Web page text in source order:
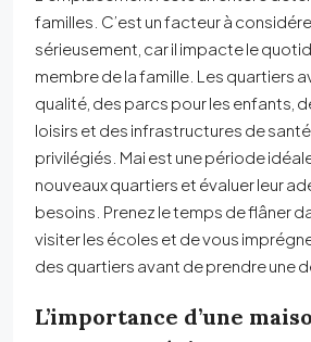
familles. C’est un facteur à
sérieusement, car il impacte le
membre de la famille. Les quartiers
qualité, des parcs pour les enfants,
loisirs et des infrastructures de
privilégiés. Mai est une période
nouveaux quartiers et évaluer leur
besoins. Prenez le temps de flâner
visiter les écoles et de vous
des quartiers avant de prendre une
L’importance d’une